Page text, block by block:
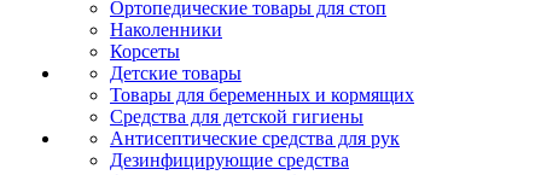
Ортопедические товары для стоп
Наколенники
Корсеты
Детские товары
Товары для беременных и кормящих
Средства для детской гигиены
Антисептические средства для рук
Дезинфицирующие средства